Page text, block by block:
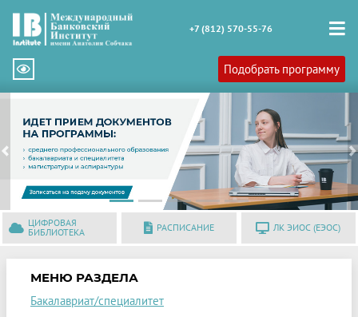
+7 (812) 570-55-76
Подобрать программу
Previous
ЦИФРОВАЯ
БИБЛИОТЕКА
РАСПИСАНИЕ ЛК ЭИОС (ЕЭОС)
МЕНЮ РАЗДЕЛА
Бакалавриат/специалитет